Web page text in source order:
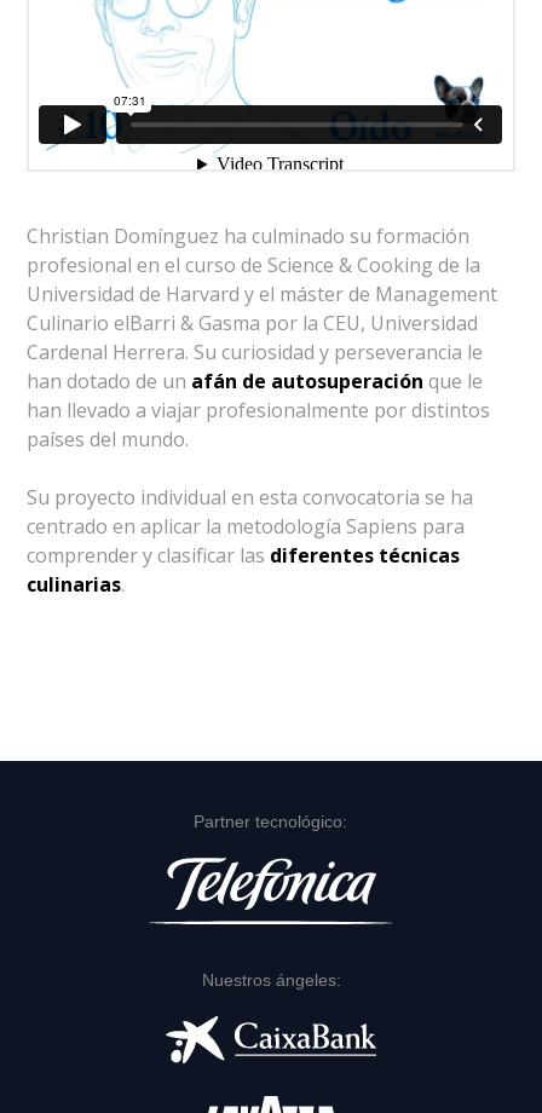
Christian Domínguez ha culminado su formación
profesional en el curso de Science & Cooking de la
Universidad de Harvard y el máster de Management
Culinario elBarri & Gasma por la CEU, Universidad
Cardenal Herrera. Su curiosidad y perseverancia le
han dotado de un afán de autosuperación que le
han llevado a viajar profesionalmente por distintos
países del mundo.
Su proyecto individual en esta convocatoria se ha
centrado en aplicar la metodología Sapiens para
comprender y clasificar las diferentes técnicas
culinarias.
Partner tecnológico:
Nuestros ángeles: